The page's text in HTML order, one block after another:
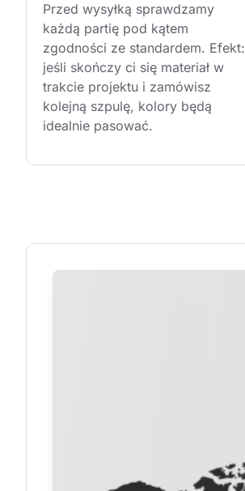
Przed wysyłką sprawdzamy
każdą partię pod kątem
zgodności ze standardem. Efekt:
jeśli skończy ci się materiał w
trakcie projektu i zamówisz
kolejną szpulę, kolory będą
idealnie pasować.